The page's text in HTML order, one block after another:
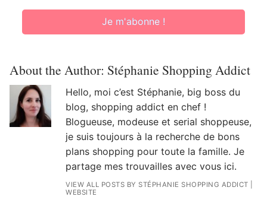
Je m'abonne !
About the Author: Stéphanie Shopping Addict
Hello, moi c’est Stéphanie, big boss du
blog, shopping addict en chef !
Blogueuse, modeuse et serial shoppeuse,
je suis toujours à la recherche de bons
plans shopping pour toute la famille. Je
partage mes trouvailles avec vous ici.
VIEW ALL POSTS BY STÉPHANIE SHOPPING ADDICT
WEBSITE